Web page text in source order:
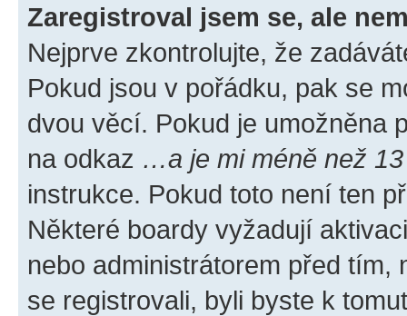
Zaregistroval jsem se, ale
Nejprve zkontrolujte, že
Pokud jsou v pořádku, pak se
dvou věcí. Pokud je umožněna
na odkaz …a je mi méně než
instrukce. Pokud toto není ten
Některé boardy vyžadují
nebo administrátorem před tím,
se registrovali, byli byste k